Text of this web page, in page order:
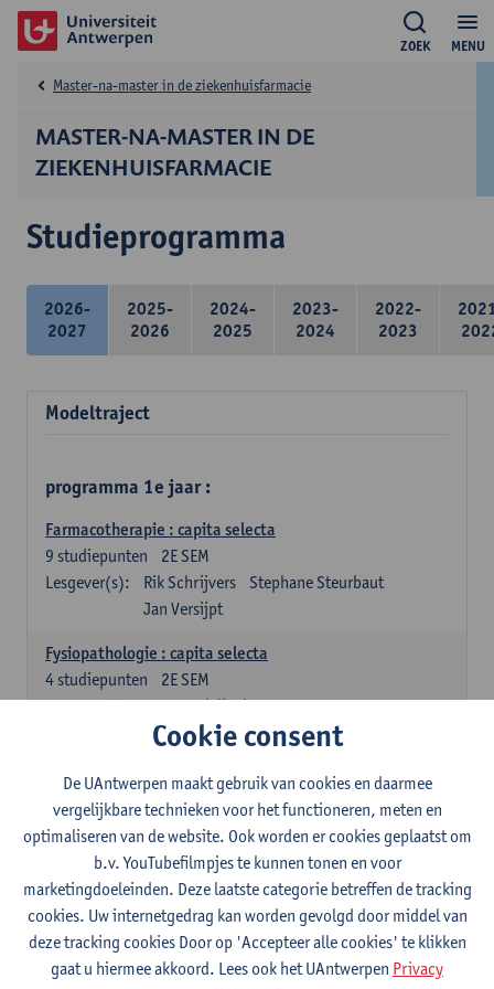
MENU
ZOEK
MASTER-NA-MASTER IN DE
ZIEKENHUISFARMACIE
Master-na-master in de ziekenhuisfarmacie
Studieprogramma
2026-
2027
2025-
2026
2024-
2025
2023-
2024
2022-
2023
Modeltraject
programma 1e jaar :
Farmacotherapie : capita selecta
2E SEM
9 studiepunten
Lesgever(s):
Rik Schrijvers
Stephane Steurbaut
Jan Versijpt
Fysiopathologie : capita selecta
2E SEM
4studiepunten
Lesgever(s):
Inge Derdelinckx Joost Wauters
Organisatie en beheer van de ziekenhuisapotheek deel 1
1E SEM
studiepunten
Lesgever(s):
Annemie Somers Jens Van Krieken
Ziekenhuishygiëne
2E SEM
studiepunten
Lesgever(s):
Isabel Leroux-Roels Stefanie Desmet
Farmaceutische technologie voor het ziekenhuis
2E SEM
4studiepunten
Cookie consent
De UAntwerpen maakt gebruik van cookies en daarmee
vergelijkbare technieken voor het functioneren, meten en
optimaliseren van de website. Ook worden er cookies geplaatst om
b.v. YouTubefilmpjes te kunnen tonen en voor
marketingdoeleinden. Deze laatste categorie betreffen de tracking
cookies. Uw internetgedrag kan worden gevolgd door middel van
deze tracking cookies Door op 'Accepteer alle cookies' te klikken
gaat u hiermee akkoord. Lees ook het UAntwerpen Privacy